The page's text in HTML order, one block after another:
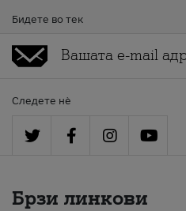
Бидете во тек
Следете нè
Брзи линкови